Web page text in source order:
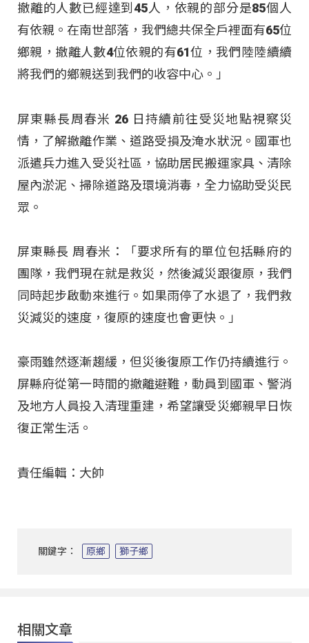
撤離的人數已經達到45人，依親的部分是85個人
有依親。在南世部落，我們總共保全戶裡面有65位
鄉親，撤離人數4位依親的有61位，我們陸陸續續
將我們的鄉親送到我們的收容中心。」
屏東縣長周春米 26 日持續前往受災地點視察災
情，了解撤離作業、道路受損及淹水狀況。國軍也
派遣兵力進入受災社區，協助居民搬運家具、清除
屋內淤泥、掃除道路及環境消毒，全力協助受災民
眾 。
屏東縣長 周春米：「要求所有的單位包括縣府的
團隊，我們現在就是救災，然後減災跟復原，我們
同時起步啟動來進行。如果雨停了水退了，我們救
災減災的速度，復原的速度也會更快 。」
豪雨雖然逐漸趨緩，但災後復原工作仍持續進行 。
屏縣府從第一時間的撤離避難，動員到國軍、警消
及地方人員投入清理重建，希望讓受災鄉親早日恢
復正常生活 。
責任編輯：大帥
關鍵字： 原鄉 獅子鄉
相關文章